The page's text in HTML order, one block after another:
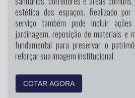
estética dos espaços. Realizado
serviço também pode incluir
jardinagem, reposição de materiais e
fundamental para preservar o
reforçar sua imagem institucional.
COTAR AGORA